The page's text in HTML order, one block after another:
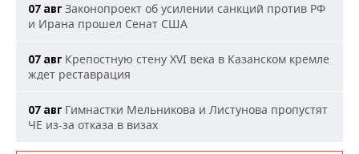
07 авг Законопроект об усилении санкций против РФ
и Ирана прошел Сенат США
07 авг Крепостную стену XVI века в Казанском кремле
ждет реставрация
07 авг Гимнастки Мельникова и Листунова пропустят
ЧЕ из-за отказа в визах